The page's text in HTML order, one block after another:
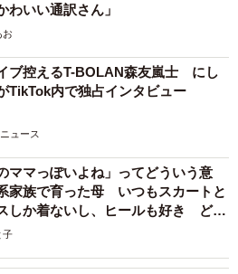
わいい通訳さん」
お
ブ控えるT-BOLAN森友嵐士 にし
TikTok内で独占インタビュー
ュース
ママっぽいよね」ってどういう意
族で育った母 いつもスカートと
しか着ないし、ヒールも好き どの
子